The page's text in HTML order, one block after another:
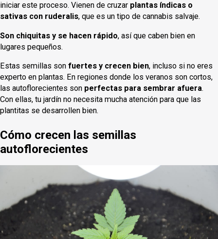
iniciar este proceso. Vienen de cruzar plantas índicas o
sativas con ruderalis, que es un tipo de cannabis salvaje.
Son chiquitas y se hacen rápido, así que caben bien en
lugares pequeños.
Estas semillas son fuertes y crecen bien, incluso si no eres
experto en plantas. En regiones donde los veranos son cortos,
las autoflorecientes son perfectas para sembrar afuera.
Con ellas, tu jardín no necesita mucha atención para que las
plantitas se desarrollen bien.
Cómo crecen las semillas
autoflorecientes